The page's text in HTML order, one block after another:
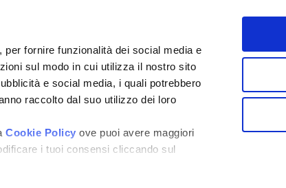
fornire funzionalità dei social media e
sul modo in cui utilizza il nostro sito
e social media, i quali potrebbero
raccolto dal suo utilizzo dei loro
Cookie Policyove puoi avere maggiori
i tuoi consensi cliccando sul